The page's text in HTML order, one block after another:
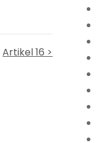
Artikel 16 >